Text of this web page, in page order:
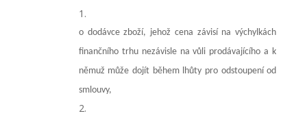
o dodávce zboží, jehož cena závisí na výchylkách
finančního trhu nezávisle na vůli prodávajícího a k
němuž může dojít během lhůty pro odstoupení od
smlouvy,